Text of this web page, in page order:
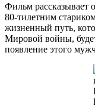
Фильм рассказывает
80-тилетним
жизненный путь,
Мировой войны,
появление этого